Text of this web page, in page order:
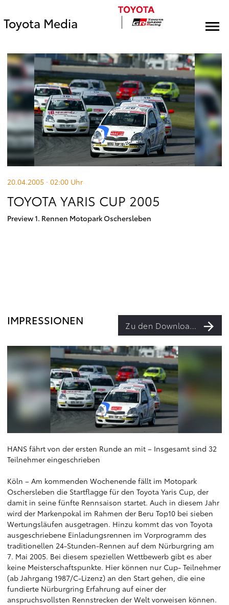
Toyota Media
20.04.2005 · 02:00 Uhr
TOYOTA YARIS CUP 2005
Preview 1. Rennen Motopark Oschersleben
IMPRESSIONEN Zu den Downloads
HANS fährt von der ersten Runde an mit – Insgesamt sind 32
Teilnehmer eingeschrieben
Köln – Am kommenden Wochenende fällt im Motopark
Oschersleben die Startflagge für den Toyota Yaris Cup, der
damit in seine fünfte Rennsaison startet. Auch in diesem Jahr
wird der Markenpokal im Rahmen der Beru Top10 bei sieben
Wertungsläufen ausgetragen. Hinzu kommt das von Toyota
ausgeschriebene Einladungsrennen im Vorprogramm des
traditionellen 24-Stunden-Rennen auf dem Nürburgring am
7. Mai 2005. Bei diesem speziellen Wettbewerb gibt es aber
keine Meisterschaftspunkte. Hier können nur Cup- Teilnehmer
(ab Jahrgang 1987/C-Lizenz) an den Start gehen, die eine
fundierte Nürburgring Erfahrung auf einer der
anspruchsvollsten Rennstrecken der Welt vorweisen können.